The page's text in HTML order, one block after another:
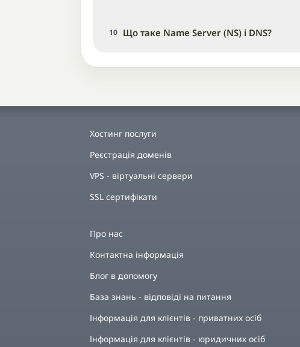
10 Що таке Name Server (NS) і DNS?
Хостинг послуги
Реєстрація доменів
VPS - віртуальні сервери
SSL сертифікати
Про нас
Контактна інформація
Блог в допомогу
База знань - відповіді на питання
Інформація для клієнтів - приватних осіб
Інформація для клієнтів - юридичних осіб